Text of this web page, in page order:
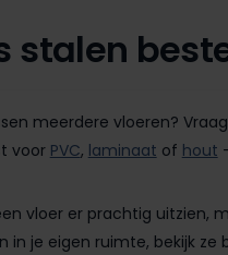
stalen
meerdere vloeren?
voor PVC, laminaat of hout
vloer er prachtig uitzien,
in je eigen ruimte, bekijk